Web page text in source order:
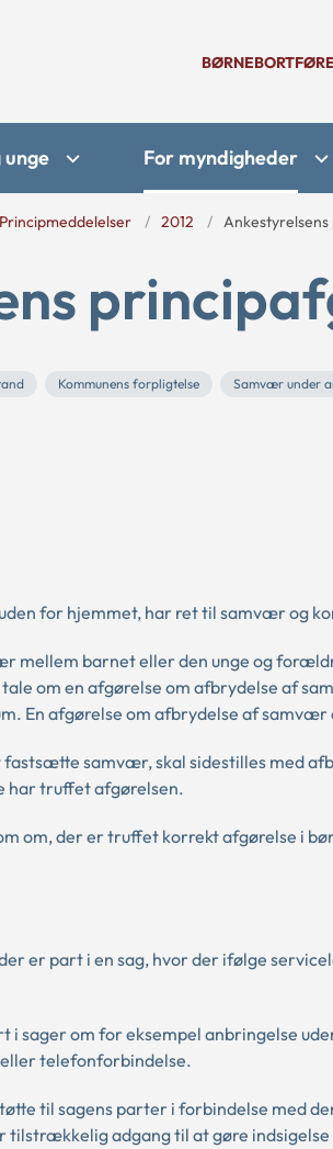
unge For myndigheder
Principmeddelelser 2012 Ankestyrelsens
Kommunens forpligtelse Samvær under
for hjemmet, har ret til samvær og
mellem barnet eller den unge og
om en afgørelse om afbrydelse af
En afgørelse om afbrydelse af
fastsætte samvær, skal sidestilles med
har truffet afgørelsen.
om, der er truffet korrekt afgørelse i
er part i en sag, hvor der ifølge
i sager om for eksempel anbringelse
telefonforbindelse.
til sagens parter i forbindelse med
adgang til at gøre